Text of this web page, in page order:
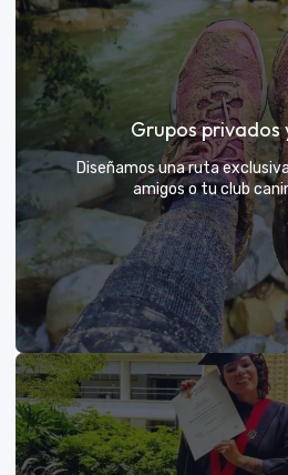
Días de Campo
El mejor beneficio para tu
exploradores y fortalecer
naturaleza
VER MÁS
Grupos privados
Diseñamos una ruta
amigos o tu club